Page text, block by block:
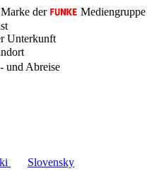
der
Mediengruppe
Unterkunft
und Abreise
Slovensky